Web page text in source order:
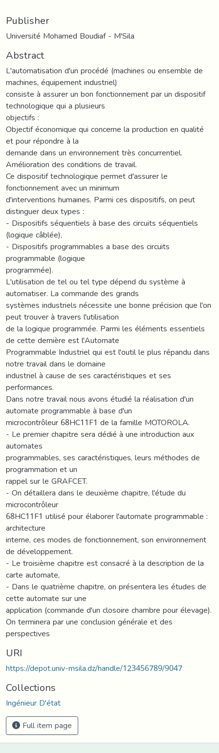
Publisher
Université Mohamed Boudiaf - M'Sila
Abstract
L'automatisation d'un procédé (machines ou ensemble de
machines, équipement industriel)
consiste à assurer un bon fonctionnement par un dispositif
technologique qui a plusieurs
objectifs :
Objectif économique qui concerne la production en qualité
et pour répondre à la
demande dans un environnement très concurrentiel.
Amélioration des conditions de travail.
Ce dispositif technologique permet d'assurer le
fonctionnement avec un minimum
d'interventions humaines. Parmi ces dispositifs, on peut
distinguer deux types :
- Dispositifs séquentiels à base des circuits séquentiels
(logique câblée),
- Dispositifs programmables a base des circuits
programmable (logique
programmée).
L'utilisation de tel ou tel type dépend du système à
automatiser. La commande des grands
systèmes industriels nécessite une bonne précision que l'on
peut trouver à travers l'utilisation
de la logique programmée. Parmi les éléments essentiels
de cette dernière est l'Automate
Programmable Industriel qui est l'outil le plus répandu dans
notre travail dans le domaine
industriel à cause de ses caractéristiques et ses
performances.
Dans notre travail nous avons étudié la réalisation d'un
automate programmable à base d'un
microcontrôleur 68HC11F1 de la famille MOTOROLA.
- Le premier chapitre sera dédié à une introduction aux
automates
programmables, ses caractéristiques, leurs méthodes de
programmation et un
rappel sur le GRAFCET.
- On détaillera dans le deuxième chapitre, l'étude du
microcontrôleur
68HC11F1 utilisé pour élaborer l'automate programmable :
architecture
interne, ces modes de fonctionnement, son environnement
de développement.
- Le troisième chapitre est consacré à la description de la
carte automate,
- Dans le quatrième chapitre, on présentera les études de
cette automate sur une
application (commande d'un closoire chambre pour élevage).
On terminera par une conclusion générale et des
perspectives
URI
https://depot.univ-msila.dz/handle/123456789/9047
Collections
Ingénieur D'état
Full item page